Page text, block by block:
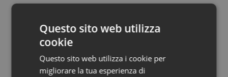
Sangue & coagulazione
Tiroide
© Riproduzione riservata
Questo sito web utilizza
cookie
Questo sito web utilizza i cookie per
migliorare la tua esperienza di